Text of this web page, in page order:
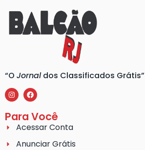
“O Jornaldos Classificados Grátis”
Para Você
Acessar Conta
Anunciar Grátis